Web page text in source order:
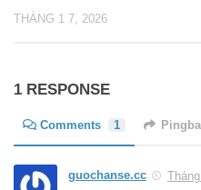
THÁNG 1 7, 2026
1 RESPONSE
Comments 1
guochanse.cc